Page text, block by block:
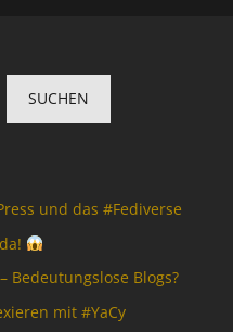
SUCHEN
und das #Fediverse
Bedeutungslose Blogs?
mit #YaCy